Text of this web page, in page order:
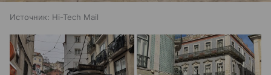
Источник: Hi-Tech Mail